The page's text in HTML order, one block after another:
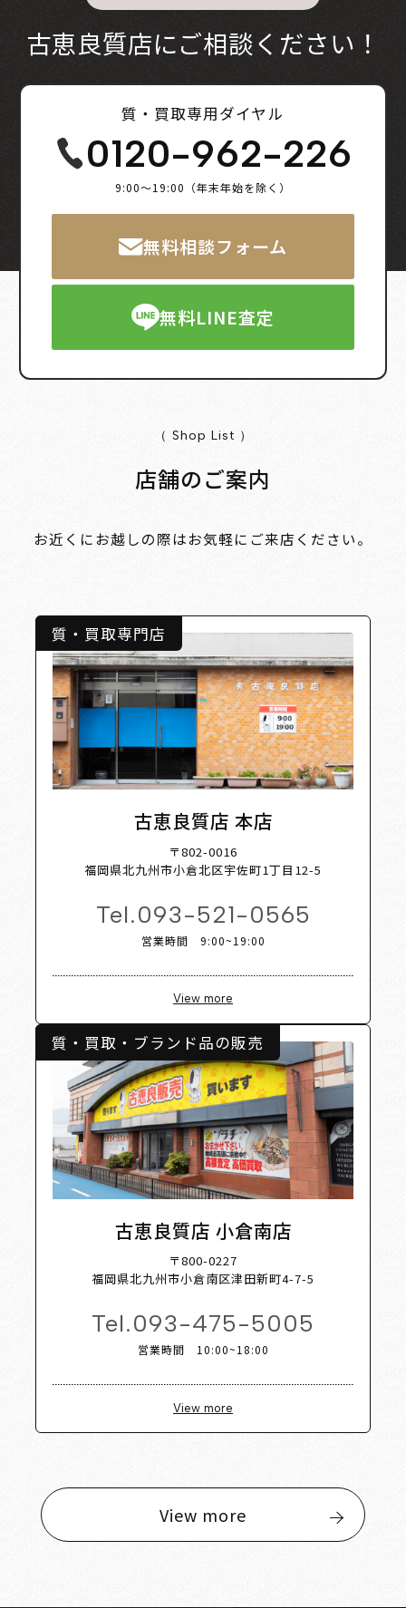
古恵良質店にご相談ください！
質・買取専用ダイヤル
0120-962-226
9:00～19:00（年末年始を除く）
無料相談フォーム
無料LINE査定
（ Shop List ）
店舗のご案内
お近くにお越しの際はお気軽にご来店ください。
質・買取専門店
古恵良質店 本店
〒802-0016
福岡県北九州市小倉北区宇佐町1丁目12-5
Tel.093-521-0565
営業時間 9:00~19:00
View more
質・買取・ブランド品の販売
古恵良質店 小倉南店
〒800-0227
福岡県北九州市小倉南区津田新町4-7-5
Tel.093-475-5005
営業時間 10:00~18:00
View more
View more